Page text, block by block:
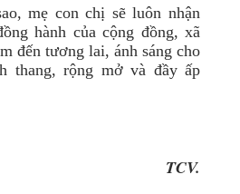
mẹ con chị sẽ luôn nhận
hành của cộng đồng, xã
đến tương lai, ánh sáng cho
thang, rộng mở và đầy ấp
TCV.